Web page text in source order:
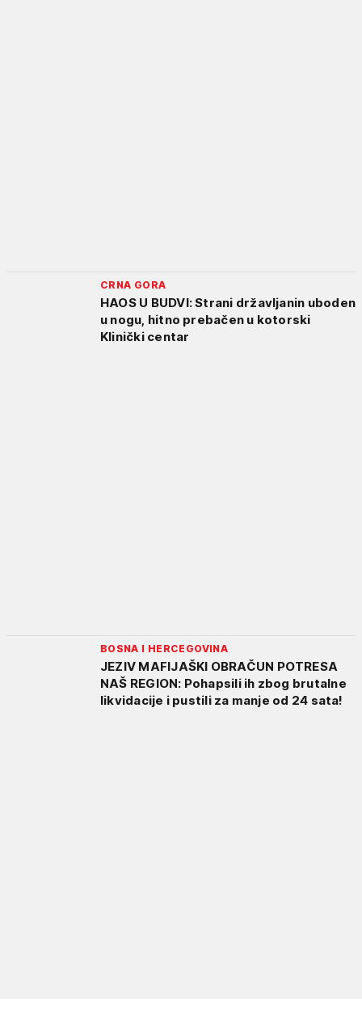
CRNA GORA
HAOS U BUDVI: Strani državljanin uboden
u nogu, hitno prebačen u kotorski
Klinički centar
BOSNA I HERCEGOVINA
JEZIV MAFIJAŠKI OBRAČUN POTRESA
NAŠ REGION: Pohapsili ih zbog brutalne
likvidacije i pustili za manje od 24 sata!